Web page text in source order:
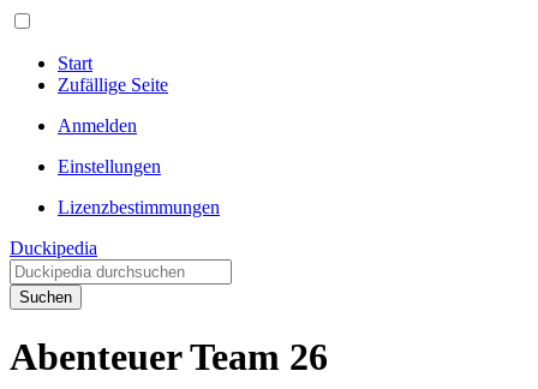
Start
Zufällige Seite
Anmelden
Einstellungen
Lizenzbestimmungen
Duckipedia
Suchen
Abenteuer Team 26